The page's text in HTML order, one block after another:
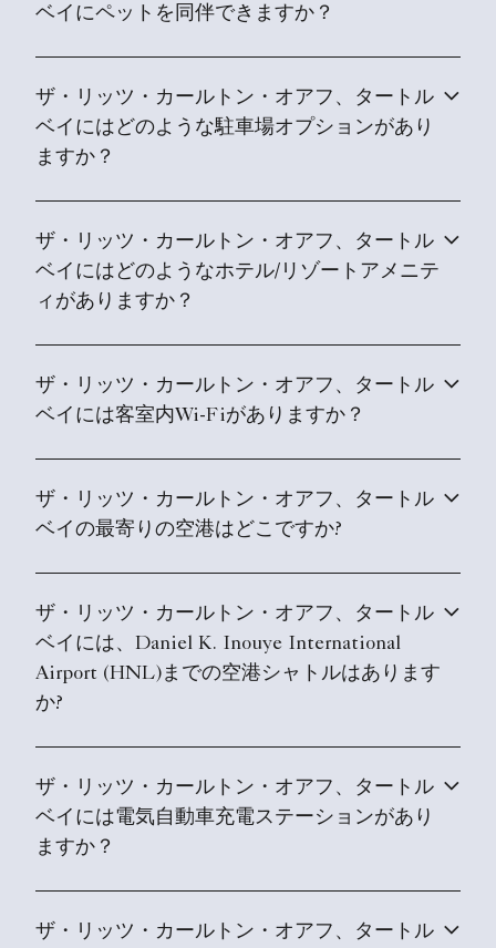
ベイにペットを同伴できますか？
ザ・リッツ・カールトン・オアフ、タートル
ベイにはどのような駐車場オプションがあり
ますか？
ザ・リッツ・カールトン・オアフ、タートル
ベイにはどのようなホテル/リゾートアメニテ
ィがありますか？
ザ・リッツ・カールトン・オアフ、タートル
ベイには客室内Wi-Fiがありますか？
ザ・リッツ・カールトン・オアフ、タートル
ベイの最寄りの空港はどこですか?
ザ・リッツ・カールトン・オアフ、タートル
ベイには、Daniel K. Inouye International
Airport (HNL)までの空港シャトルはあります
か?
ザ・リッツ・カールトン・オアフ、タートル
ベイには電気自動車充電ステーションがあり
ますか？
ザ・リッツ・カールトン・オアフ、タートル